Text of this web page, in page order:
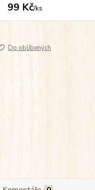
99 Kč/ks
Do oblíbených